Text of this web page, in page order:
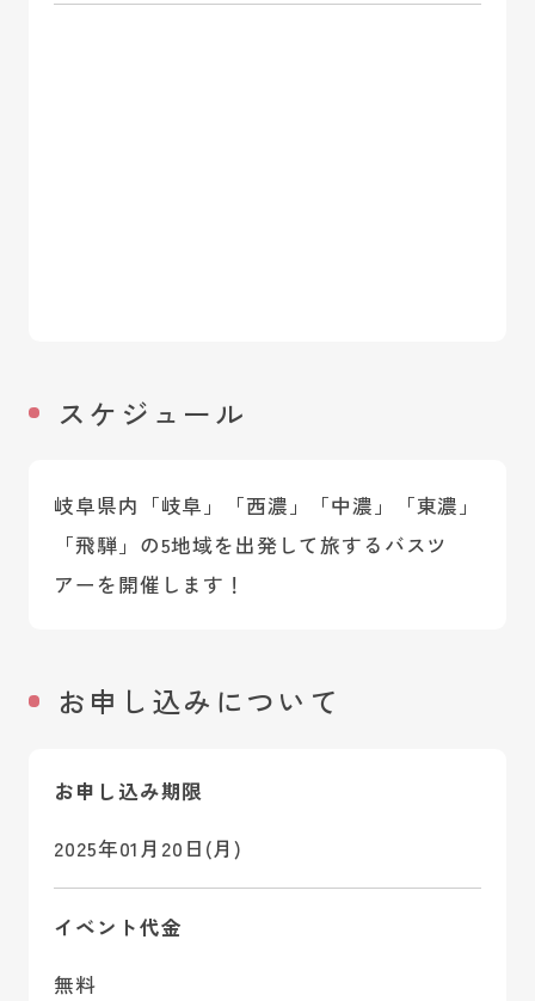
スケジュール
岐阜県内「岐阜」「西濃」「中濃」「東濃」
「飛騨」の5地域を出発して旅するバスツ
アーを開催します！
お申し込みについて
お申し込み期限
2025年01月20日(月)
イベント代金
無料